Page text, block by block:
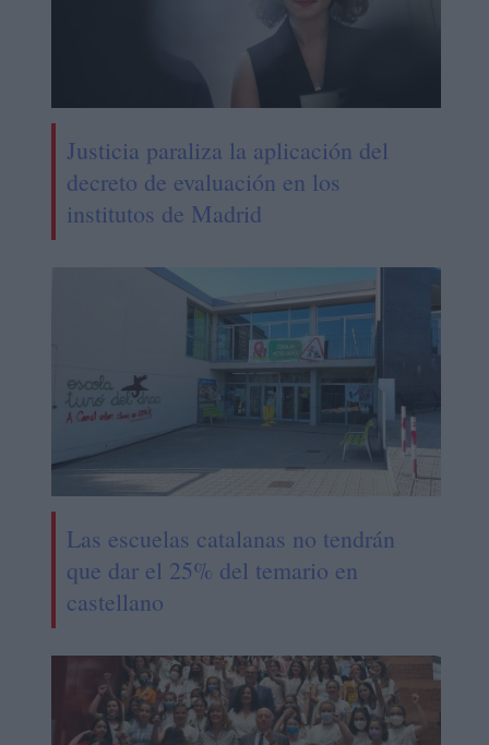
Justicia paraliza la aplicación del
decreto de evaluación en los
institutos de Madrid
Las escuelas catalanas no tendrán
que dar el 25% del temario en
castellano